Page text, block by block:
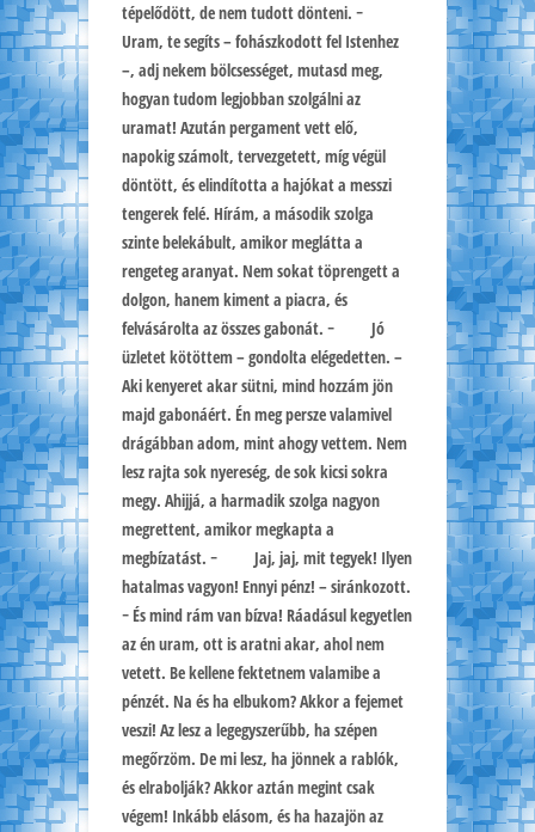
tépelődött, de nem tudott dönteni. −
Uram, te segíts – fohászkodott fel Istenhez
–, adj nekem bölcsességet, mutasd meg,
hogyan tudom legjobban szolgálni az
uramat! Azután pergament vett elő,
napokig számolt, tervezgetett, míg végül
döntött, és elindította a hajókat a messzi
tengerek felé. Hírám, a második szolga
szinte belekábult, amikor meglátta a
rengeteg aranyat. Nem sokat töprengett a
dolgon, hanem kiment a piacra, és
felvásárolta az összes gabonát. − Jó
üzletet kötöttem – gondolta elégedetten. –
Aki kenyeret akar sütni, mind hozzám jön
majd gabonáért. Én meg persze valamivel
drágábban adom, mint ahogy vettem. Nem
lesz rajta sok nyereség, de sok kicsi sokra
megy. Ahijjá, a harmadik szolga nagyon
megrettent, amikor megkapta a
megbízatást. − Jaj, jaj, mit tegyek! Ilyen
hatalmas vagyon! Ennyi pénz! – siránkozott.
− És mind rám van bízva! Ráadásul kegyetlen
az én uram, ott is aratni akar, ahol nem
vetett. Be kellene fektetnem valamibe a
pénzét. Na és ha elbukom? Akkor a fejemet
veszi! Az lesz a legegyszerűbb, ha szépen
megőrzöm. De mi lesz, ha jönnek a rablók,
és elrabolják? Akkor aztán megint csak
végem! Inkább elásom, és ha hazajön az